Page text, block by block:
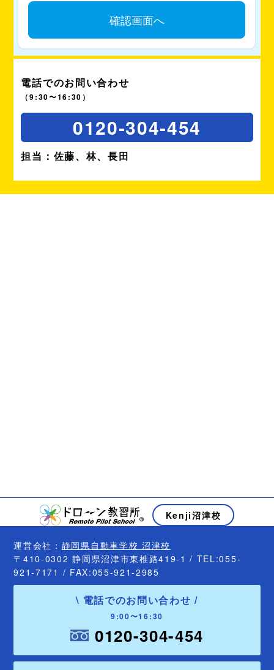
電話でのお問い合わせ
（9:30〜16:30）
0120-304-454
担当：佐藤、林、長田
Kenji沼津校
運営会社： 静岡県自動車学校 沼津校
〒410-0302 静岡県沼津市東椎路419-1 / TEL:055-
921-7171 / FAX:055-921-2985
\ 電話でのお問い合わせ /
9:00〜16:30
0120-304-454